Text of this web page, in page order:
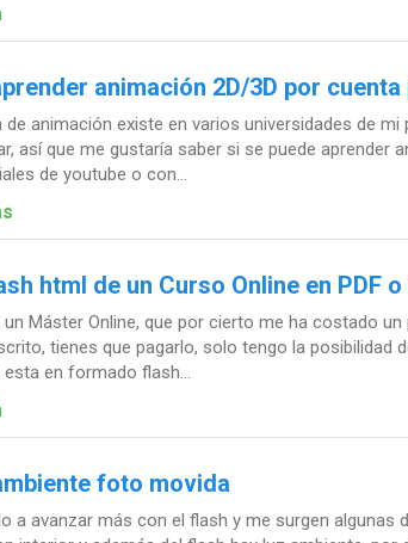
animación 2D/3D por cuenta
de animación existe en varios universidades de
así que me gustaría saber si se puede aprender
de youtube o con...
html de un Curso Online en PDF o
Máster Online, que por cierto me ha costado
tienes que pagarlo, solo tengo la posibilidad
en formado flash...
foto movida
a avanzar más con el flash y me surgen algunas